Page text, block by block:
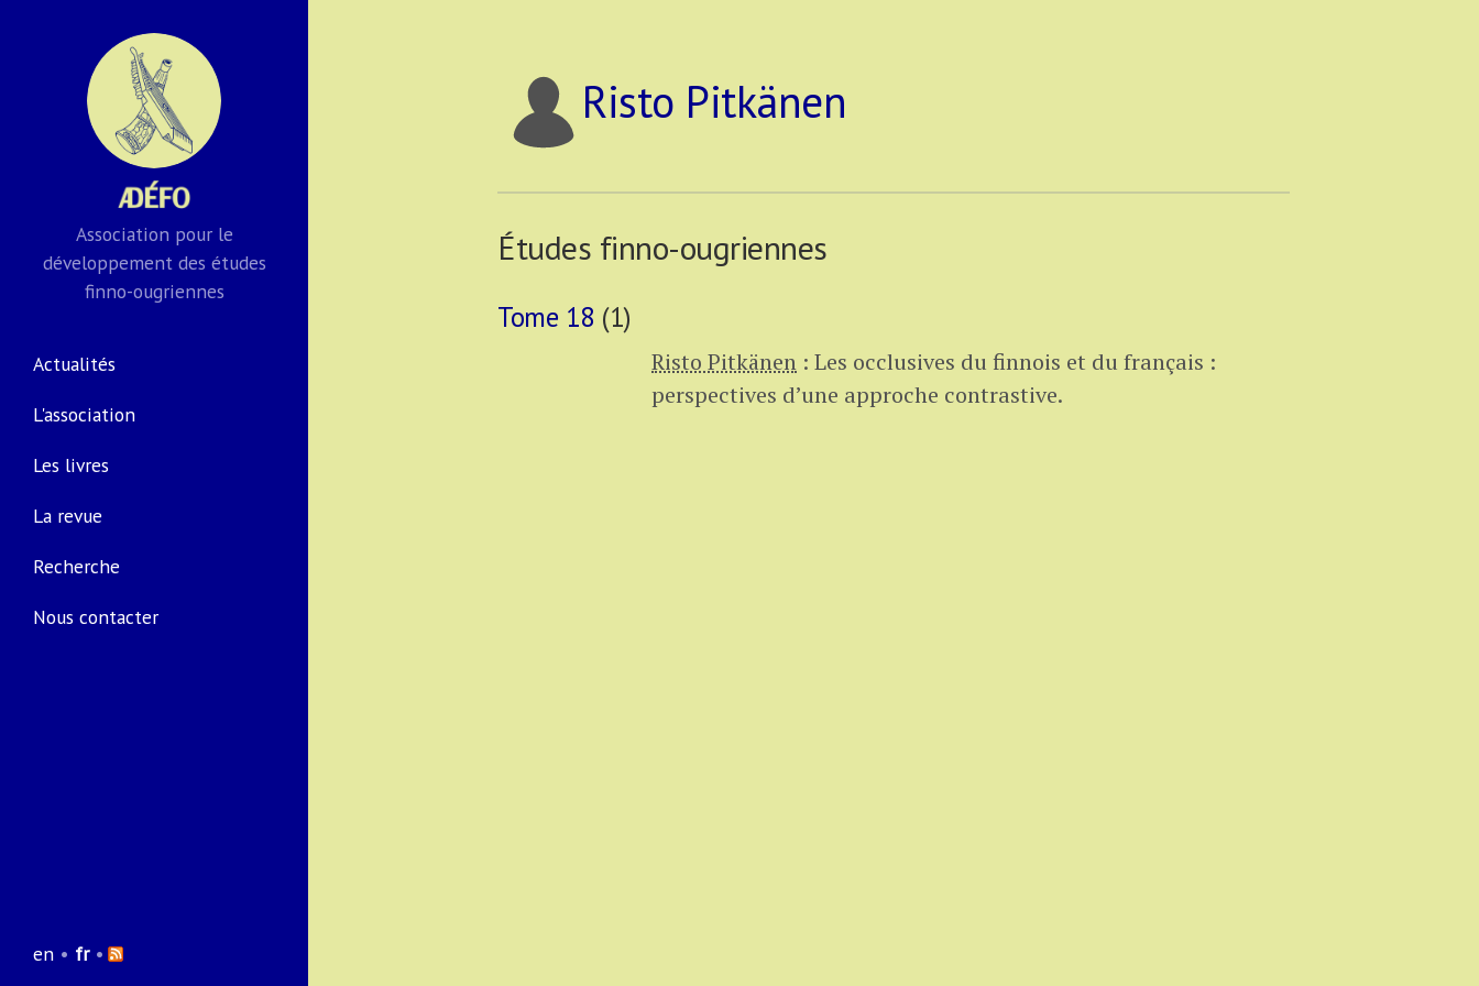
Association pour le
développement des études
finno-ougriennes
Actualités
L'association
Les livres
La revue
Recherche
Nous contacter
en • fr•
Risto Pitkänen
Études finno-ougriennes
Tome 18 (1)
Risto Pitkänen : Les occlusives du finnois et du français :
perspectives d’une approche contrastive.